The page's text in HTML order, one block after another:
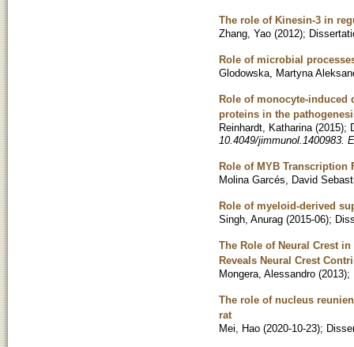
The role of Kinesin-3 in
Zhang, Yao (2012);
Role of microbial
Glodowska, Martyna
Role of monocyte-induced
proteins in the
Reinhardt, Katharina (2015);
10.4049/jimmunol.1400983.
Role of MYB Transcription
Molina Garcés, David
Role of myeloid-derived
Singh, Anurag (2015-06);
The Role of Neural Crest
Reveals Neural Crest
Mongera, Alessandro (2013);
The role of nucleus
rat
Mei, Hao (2020-10-23);